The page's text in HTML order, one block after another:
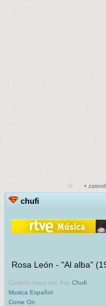
•
chufi
Rosa León - "Al alba"
Cuando haya sol, hay Chufi
Musica Español
Come On